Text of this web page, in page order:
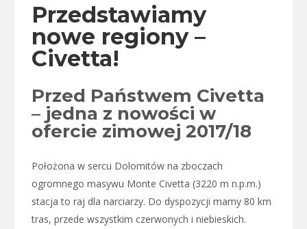
Przedstawiamy
nowe regiony –
Civetta!
Przed Państwem Civetta
– jedna z nowości w
ofercie zimowej 2017/18
Położona w sercu Dolomitów na zboczach
ogromnego masywu Monte Civetta (3220 m n.p.m.)
stacja to raj dla narciarzy. Do dyspozycji mamy 80 km
tras, przede wszystkim czerwonych i niebieskich.